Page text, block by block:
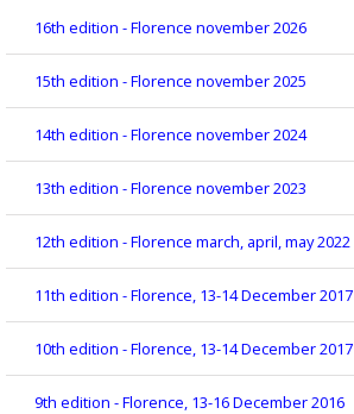
16th edition - Florence november 2026
15th edition - Florence november 2025
14th edition - Florence november 2024
13th edition - Florence november 2023
12th edition - Florence march, april, may 2022
11th edition - Florence, 13-14 December 2017
10th edition - Florence, 13-14 December 2017
9th edition - Florence, 13-16 December 2016